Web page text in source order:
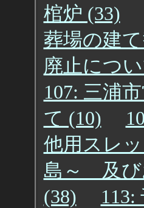
棺炉 (33)
葬場の建
廃止につ
107: 三浦
て (10)
他用スレ
島～ 及び
(38)
113: